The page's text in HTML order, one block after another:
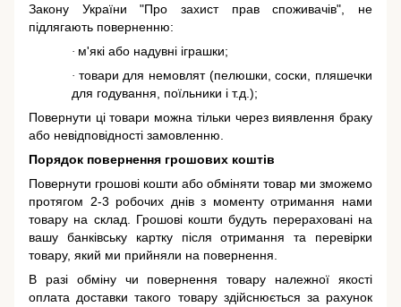
Закону України "Про захист прав споживачів", не
підлягають поверненню:
· м'які або надувні іграшки;
· товари для немовлят (пелюшки, соски, пляшечки
для годування, поїльники і т.д.);
Повернути ці товари можна тільки через виявлення браку
або невідповідності замовленню.
Порядок повернення грошових коштів
Повернути грошові кошти або обміняти товар ми зможемо
протягом 2-3 робочих днів з моменту отримання нами
товару на склад. Грошові кошти будуть перераховані на
вашу банківську картку після отримання та перевірки
товару, який ми прийняли на повернення.
В разі обміну чи повернення товару належної якості
оплата доставки такого товару здійснюється за рахунок